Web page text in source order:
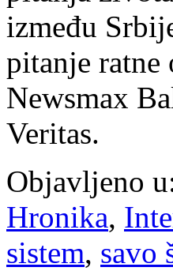
između
pitanje ratne
Newsmax
Veritas.
Objavljeno
Hronika,
sistem, savo